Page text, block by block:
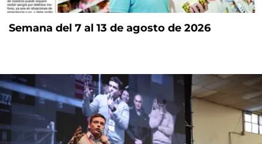
Semana del 7 al 13 de agosto de 2026